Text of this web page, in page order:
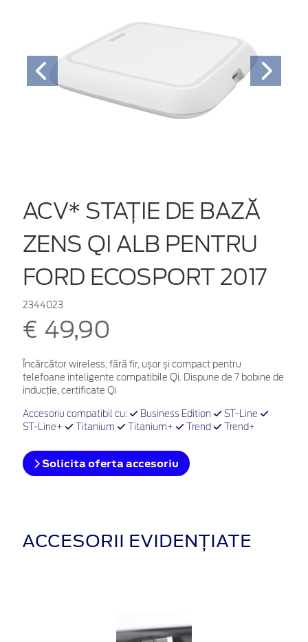
ACV* STAȚIE DE BAZĂ
ZENS QI ALB PENTRU
FORD ECOSPORT 2017
2344023
€ 49,90
Încărcător wireless, fără fir, ușor și compact pentru
telefoane inteligente compatibile Qi. Dispune de 7 bobine de
inducție, certificate Qi
Accesoriu compatibil cu: Business Edition
ST-Line
ST-Line+
Titanium Titanium+ Trend Trend+
Solicita oferta accesoriu
ACCESORII EVIDENȚIATE